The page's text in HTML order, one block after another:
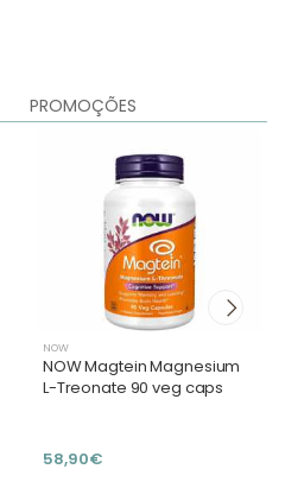
PROMOÇÕES
NOW
NOW Magtein Magnesium
L-Treonate 90 veg caps
58,90€